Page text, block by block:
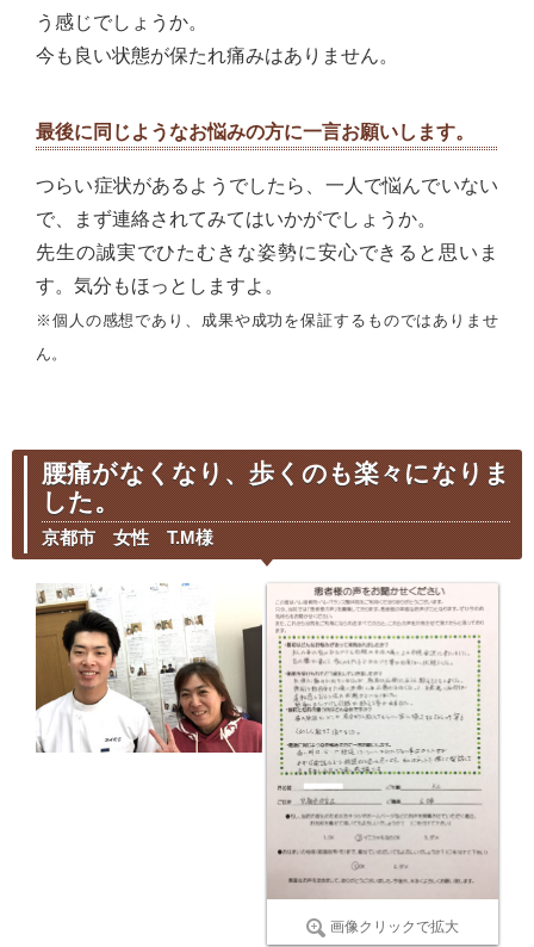
う感じでしょうか。
今も良い状態が保たれ痛みはありません。
最後に同じようなお悩みの方に一言お願いします。
つらい症状があるようでしたら、一人で悩んでいない
で、まず連絡されてみてはいかがでしょうか。
先生の誠実でひたむきな姿勢に安心できると思いま
す。気分もほっとしますよ。
※個人の感想であり、成果や成功を保証するものではありませ
ん。
腰痛がなくなり、歩くのも楽々になりま
した。
京都市 女性 T.M様
画像クリックで拡大